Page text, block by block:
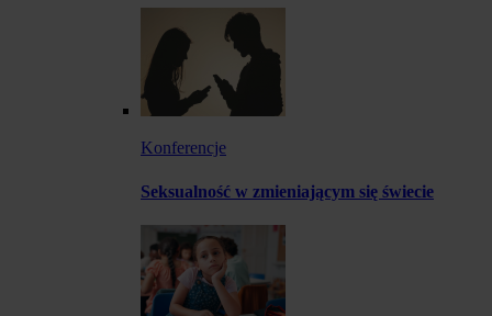
Konferencje
Seksualność w zmieniającym się świecie